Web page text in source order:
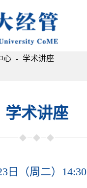
心 - 学术讲座
学术讲座
日（周二）14:30